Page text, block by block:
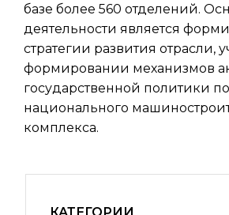
базе более 560 отделений.
деятельности является
стратегии развития отрасли,
формировании механизмов
государственной политики
национального
комплекса.